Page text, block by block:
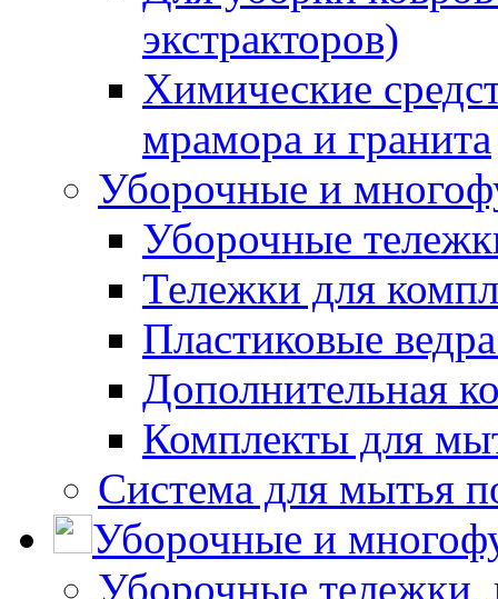
экстракторов)
Химические
мрамора и гранита
Уборочные и
Уборочные
Тележки для
Пластиковые
Дополнительная
Комплекты для
Система для мытья
Уборочные и
Уборочные тележки,